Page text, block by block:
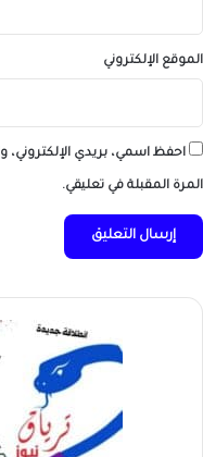
الموقع الإلكتروني
احفظ اسمي، بريدي الإلكتروني،
المرة المقبلة في تعليقي.